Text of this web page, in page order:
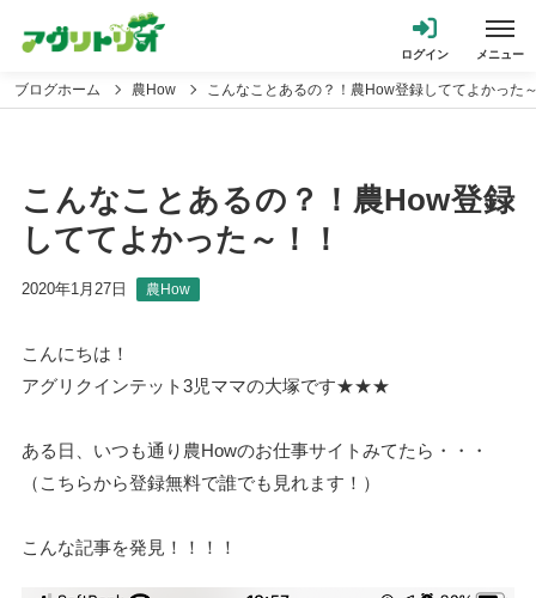
ブログホーム 農How こんなことあるの？！農How登録しててよかった
こんなことあるの？！農How登録
しててよかった～！！
2020年1月27日 農How
こんにちは！
アグリクインテット3児ママの大塚です★★★
ある日、いつも通り農Howのお仕事サイトみてたら・・・
（ こちらから登録無料で誰でも見れます ！）
こんな記事を発見！！！！